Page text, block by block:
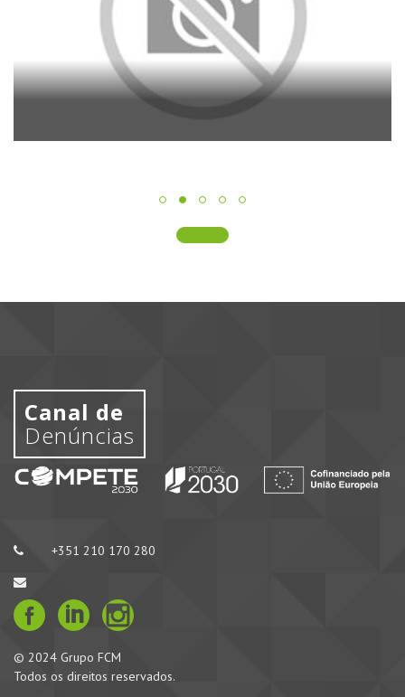
Canal de
Denúncias
+351 210 170 280
© 2024 Grupo FCM
Todos os direitos reservados.